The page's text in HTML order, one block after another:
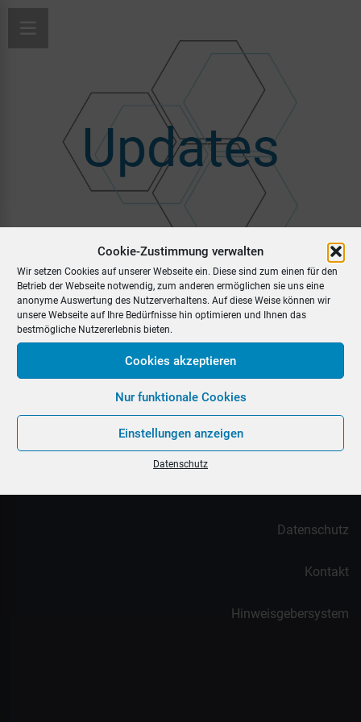
Cookie-Zustimmung verwalten
Wir setzen Cookies auf unserer Webseite ein. Diese sind zum einen für den
Betrieb der Webseite notwendig, zum anderen ermöglichen sie uns eine
anonyme Auswertung des Nutzerverhaltens. Auf diese Weise können wir
unsere Webseite auf Ihre Bedürfnisse hin optimieren und Ihnen das
bestmögliche Nutzererlebnis bieten.
Cookies akzeptieren
Nur funktionale Cookies
Einstellungen anzeigen
Datenschutz
Update vom 31.01.2019
Datenschutz
Kontakt
Hinweisgebersystem